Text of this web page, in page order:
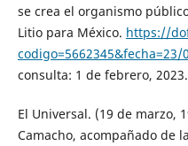
se crea el organismo
Litio para México. https://
consulta: 1 de febrero, 2023.
El Universal. (19 de marzo,
Camacho, acompañado de